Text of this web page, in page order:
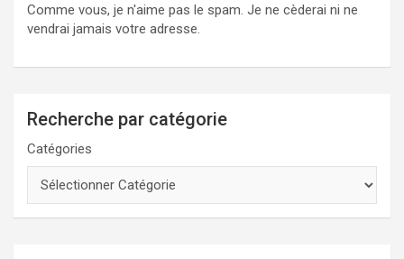
Comme vous, je n'aime pas le spam. Je ne cèderai ni ne
vendrai jamais votre adresse.
Recherche par catégorie
Catégories